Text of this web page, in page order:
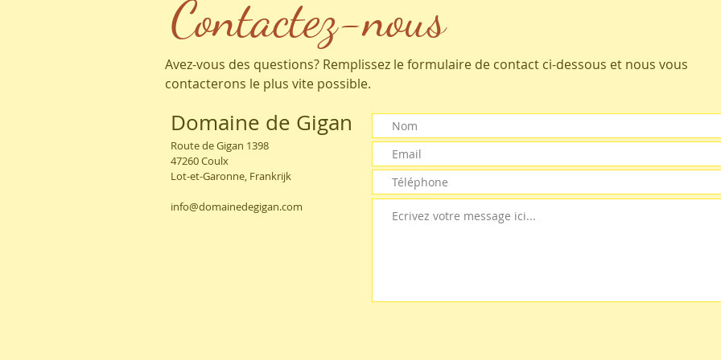
Contactez-nous
Avez-vous des questions? Remplissez le formulaire de contact ci-dessous et nous vous
contacterons le plus vite possible.
Domaine de Gigan
Route de Gigan 1398
47260 Coulx
Lot-et-Garonne, Frankrijk
info@domainedegigan.com